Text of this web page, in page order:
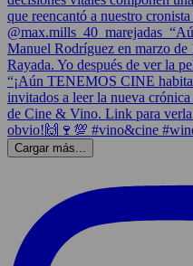
Cargar más...